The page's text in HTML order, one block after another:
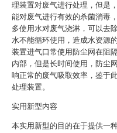
理装置对废气进行处理，但是
能对废气进行有效的杀菌消毒
多使用水对废气浇淋，可以去
水不能循环使用，造成水资源
装置进气口常使用防尘网在阻
内部，但是长时间使用，防尘
响正常的废气吸取效率，鉴于
处理装置。
实用新型内容
本实用新型的目的在于提供一